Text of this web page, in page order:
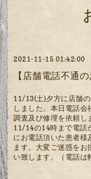
2021-11-15 01:42:00
【店舗電話不通の
11/13(土)夕方に店舗
しました。本日電話
調査及び修理を依頼し
11/14の14時まで電話
にお電話頂いた患者様
ます。大変ご迷惑を
い致します。（電話は